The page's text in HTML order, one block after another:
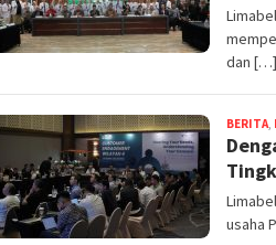
dan […]
BERITA,
usaha